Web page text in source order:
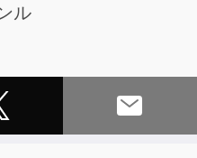
で再興。また寺宝、長谷川
描かせたものです。真言
ル